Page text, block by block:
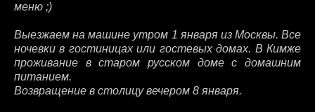
меню ;)
Выезжаем на машине утром 1 января из Москвы. Все
ночевки в гостиницах или гостевых домах. В Кимже
проживание в старом русском доме с домашним
питанием.
Возвращение в столицу вечером 8 января.